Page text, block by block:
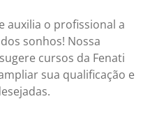
auxilia o profissional a
sonhos! Nossa
cursos da Fenati
sua qualificação e